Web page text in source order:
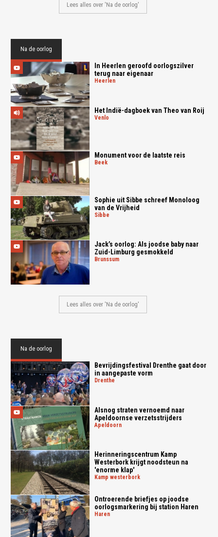
Lees alles over 'Na de oorlog'
Na de oorlog
In Heerlen geroofd oorlogszilver
terug naar eigenaar
heerlen
Het Indië-dagboek van Theo van Roij
venlo
Monument voor de laatste reis
beek
Sophie uit Sibbe schreef Monoloog
van de Vrijheid
sibbe
Jack’s oorlog: Als joodse baby naar
Zuid-Limburg gesmokkeld
brunssum
Lees alles over 'Na de oorlog'
Na de oorlog
Bevrijdingsfestival Drenthe gaat door
in aangepaste vorm
drenthe
Alsnog straten vernoemd naar
Apeldoornse verzetsstrijders
apeldoorn
Herinneringscentrum Kamp
Westerbork krijgt noodsteun na
'enorme klap'
kamp westerbork
Ontroerende briefjes op joodse
oorlogsmarkering bij station Haren
haren